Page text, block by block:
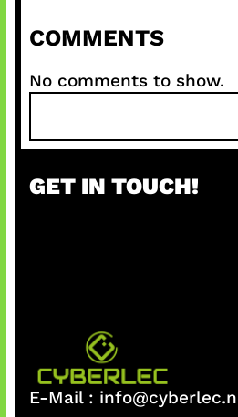
COMMENTS
No comments to show.
a
c
GET IN TOUCH!
E-Mail :